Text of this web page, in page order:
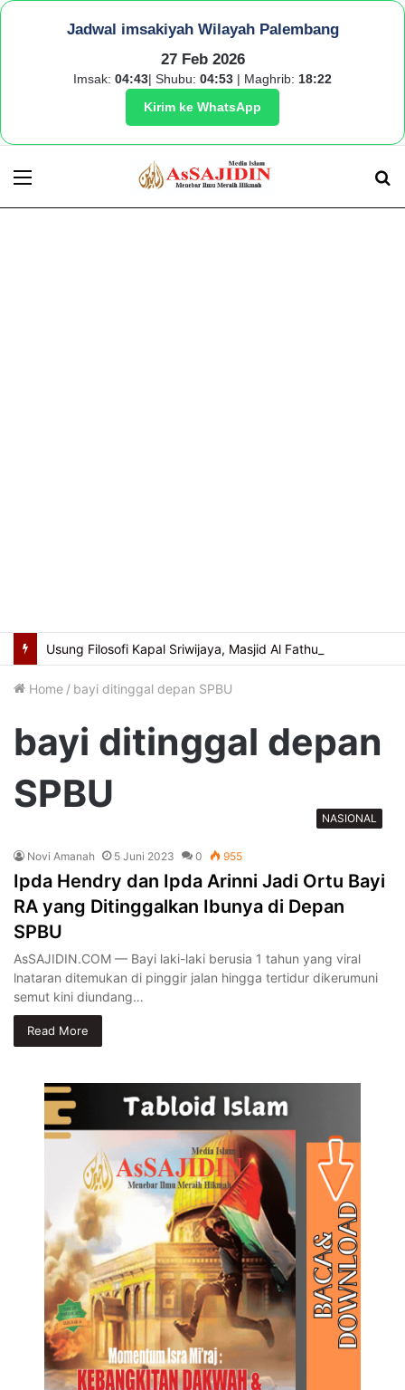
Jadwal imsakiyah Wilayah Palembang
27 Feb 2026
Imsak: 04:43| Shubu: 04:53 | Maghrib: 18:22
Kirim ke WhatsApp
Menu
Home / bayi ditinggal depan SPBU
bayi ditinggal depan
SPBU
NASIONAL
Novi Amanah 5 Juni 2023 0 955
Ipda Hendry dan Ipda Arinni Jadi Ortu Bayi
RA yang Ditinggalkan Ibunya di Depan
SPBU
AsSAJIDIN.COM — Bayi laki-laki berusia 1 tahun yang viral
lnataran ditemukan di pinggir jalan hingga tertidur dikerumuni
semut kini diundang…
Read More